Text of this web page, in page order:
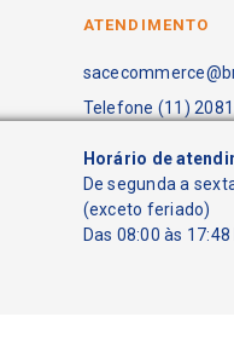
ATENDIMENTO
Telefone (11)
Horário de
De segunda a
(exceto feriado)
Das 08:00 às 17:48